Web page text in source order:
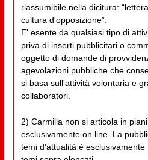
riassumibile nella dicitura:
cultura d'opposizione”.
E' esente da qualsiasi tipo di
priva di inserti pubblicitari o
oggetto di domande di
agevolazioni pubbliche che
si basa sull'attività volontaria e
collaboratori.
2) Carmilla non si articola in
esclusivamente on line. La
temi d'attualità è